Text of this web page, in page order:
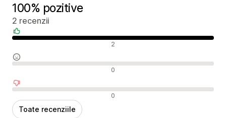
100% pozitive
2 recenzii
Recenzii pozitive 2
Recenzii neutre 0
Recenzii negative 0
Toate recenziile